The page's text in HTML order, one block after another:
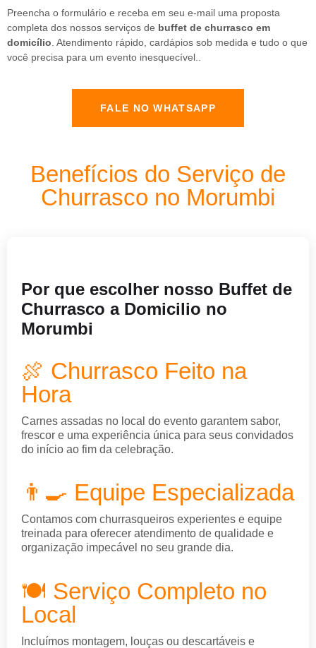
Preencha o formulário e receba em seu e-mail uma proposta
completa dos nossos serviços de buffet de churrasco em
domicílio . Atendimento rápido, cardápios sob medida e tudo o que
você precisa para um evento inesquecível..
FALE NO WHATSAPP
Benefícios do Serviço de
Churrasco no Morumbi
Por que escolher nosso Buffet de
Churrasco a Domicilio no
Morumbi
🍖 Churrasco Feito na
Hora
Carnes assadas no local do evento garantem sabor,
frescor e uma experiência única para seus convidados
do início ao fim da celebração.
👨‍🍳 Equipe Especializada
Contamos com churrasqueiros experientes e equipe
treinada para oferecer atendimento de qualidade e
organização impecável no seu grande dia.
🍽️ Serviço Completo no
Local
Incluímos montagem, louças ou descartáveis e